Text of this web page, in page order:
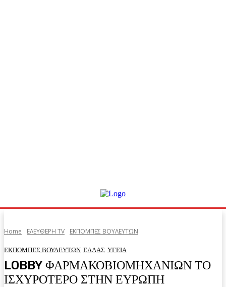
Home ΕΛΕΥΘΕΡΗ ΤV ΕΚΠΟΜΠΕΣ ΒΟΥΛΕΥΤΩΝ
ΕΚΠΟΜΠΕΣ ΒΟΥΛΕΥΤΩΝ ΕΛΛΑΣ ΥΓΕΙΑ
LOBBY ΦΑΡΜΑΚΟΒΙΟΜΗΧΑΝΙΩΝ ΤΟ
ΙΣΧΥΡΟΤΕΡΟ ΣΤΗΝ ΕΥΡΩΠΗ